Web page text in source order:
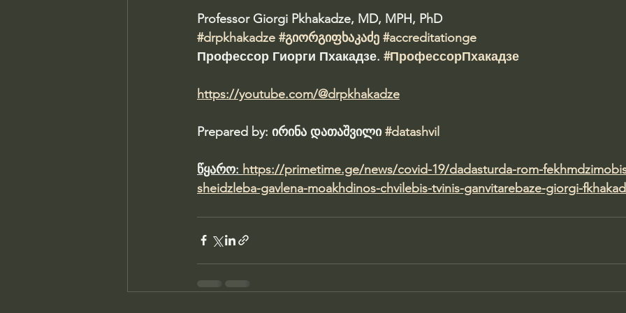
Professor Giorgi Pkhakadze, MD, MPH, PhD
#drpkhakadze #გიორგიფხაკაძე #accreditationge
Профессор Гиорги Пхакадзе. #ПрофессорПхакадзе
https://youtube.com/@drpkhakadze
Prepared by: ირინა დათაშვილი #datashvil
წყარო: https://primetime.ge/news/covid-19/dadasturda-rom-
sheidzleba-gavlena-moakhdinos-chvilebis-tvinis-ganvitarebaze-giorgi-